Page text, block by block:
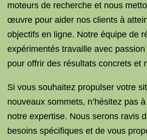
moteurs de recherche et nous
œuvre pour aider nos clients à
objectifs en ligne. Notre équipe de
expérimentés travaille avec
pour offrir des résultats concrets et
Si vous souhaitez propulser votre
nouveaux sommets, n’hésitez pas
notre expertise. Nous serons ravis
besoins spécifiques et de vous